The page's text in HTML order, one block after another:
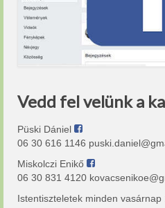
Vedd fel velünk a
Püski Dániel
06 30 616 1146
Miskolczi Enikő
06 30 831 4120
Istentiszteletek minden